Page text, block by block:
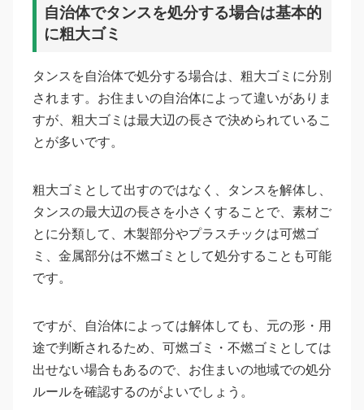
自治体でタンスを処分する場合は基本的
に粗大ゴミ
タンスを自治体で処分する場合は、粗大ゴミに分別
されます。お住まいの自治体によって違いがありま
すが、粗大ゴミは最大辺の長さで決められているこ
とが多いです。
粗大ゴミとして出すのではなく、タンスを解体し、
タンスの最大辺の長さを小さくすることで、素材ご
とに分類して、木製部分やプラスチックは可燃ゴ
ミ、金属部分は不燃ゴミとして処分することも可能
です。
ですが、自治体によっては解体しても、元の形・用
途で判断されるため、可燃ゴミ・不燃ゴミとしては
出せない場合もあるので、お住まいの地域での処分
ルールを確認するのがよいでしょう。